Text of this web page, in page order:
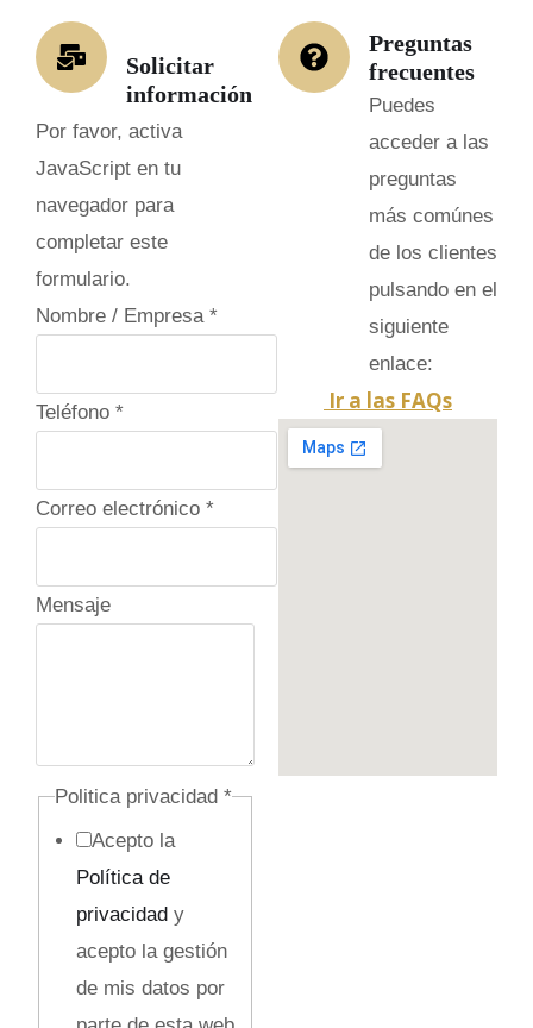
Solicitar
información
Por favor, activa
JavaScript en tu
navegador para
completar este
formulario.
Nombre / Empresa *
Teléfono *
Correo electrónico *
Mensaje
Politica privacidad *
Acepto la
Política de
privacidady
acepto la gestión
de mis datos por
Preguntas
frecuentes
Puedes
acceder a las
preguntas
más comúnes
de los clientes
pulsando en el
siguiente
enlace:
Ir a las FAQs